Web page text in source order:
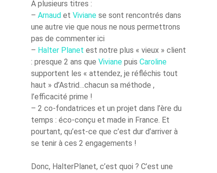
A plusieurs titres :
– Arnaud et Viviane se sont rencontrés dans
une autre vie que nous ne nous permettrons
pas de commenter ici
– Halter Planet est notre plus « vieux » client
: presque 2 ans que Viviane puis Caroline
supportent les « attendez, je réfléchis tout
haut » d’Astrid…chacun sa méthode ,
l’efficacité prime !
– 2 co-fondatrices et un projet dans l’ère du
temps : éco-conçu et made in France. Et
pourtant, qu’est-ce que c’est dur d’arriver à
se tenir à ces 2 engagements !
Donc, HalterPlanet, c’est quoi ? C’est une